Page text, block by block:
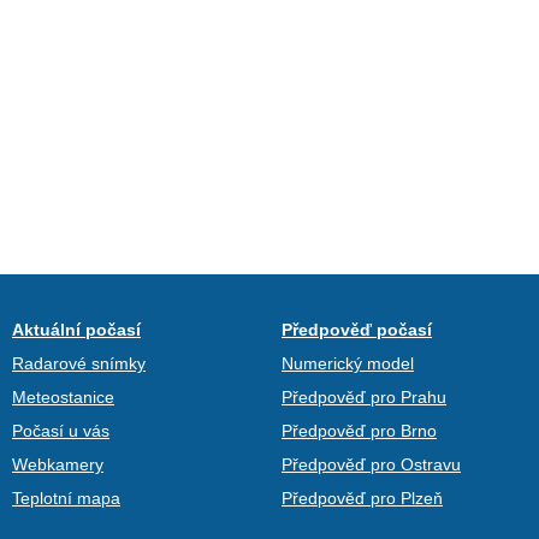
Aktuální počasí
Radarové snímky
Meteostanice
Počasí u vás
Webkamery
Teplotní mapa
Předpověď počasí
Numerický model
Předpověď pro Prahu
Předpověď pro Brno
Předpověď pro Ostravu
Předpověď pro Plzeň